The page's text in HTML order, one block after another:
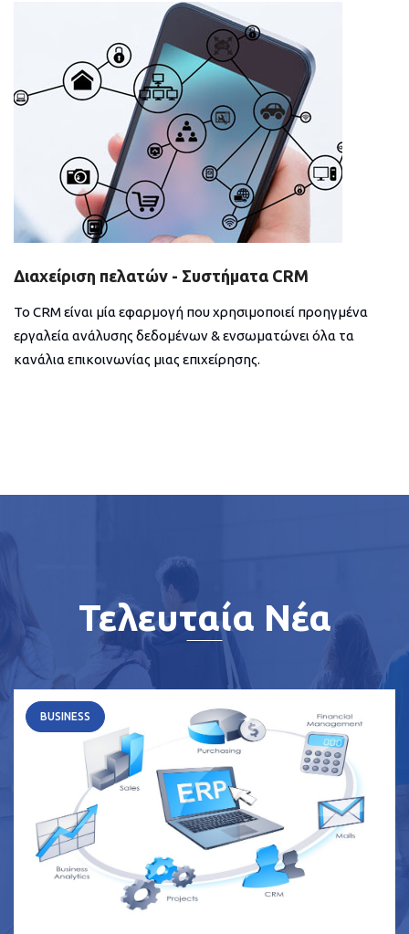
Διαχείριση πελατών - Συστήματα CRM
Το CRM είναι μία εφαρμογή που χρησιμοποιεί προηγμένα
εργαλεία ανάλυσης δεδομένων & ενσωματώνει όλα τα
κανάλια επικοινωνίας μιας επιχείρησης.
Τελευταία Νέα
BUSINESS